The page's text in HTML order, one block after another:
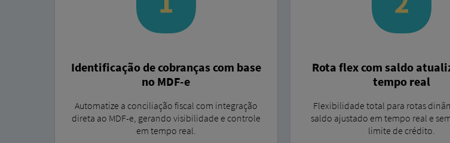
Identificação de cobranças com base
no MDF-e
Automatize a conciliação fiscal com integração
direta ao MDF-e, gerando visibilidade e controle
em tempo real.
Rota flex com saldo
tempo real
Flexibilidade total para rotas
saldo ajustado em tempo real e
limite de crédito.